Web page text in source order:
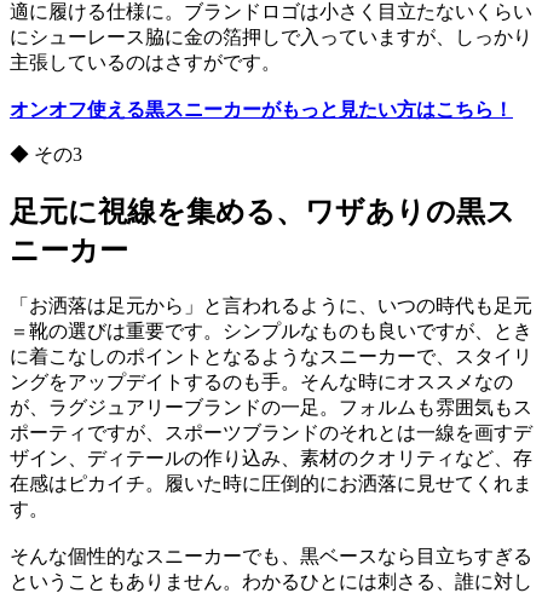
適に履ける仕様に。ブランドロゴは小さく目立たないくらい
にシューレース脇に金の箔押しで入っていますが、しっかり
主張しているのはさすがです。
オンオフ使える黒スニーカーがもっと見たい方はこちら！
◆ その3
足元に視線を集める、ワザありの黒ス
ニーカー
「お洒落は足元から」と言われるように、いつの時代も足元
＝靴の選びは重要です。シンプルなものも良いですが、とき
に着こなしのポイントとなるようなスニーカーで、スタイリ
ングをアップデイトするのも手。そんな時にオススメなの
が、ラグジュアリーブランドの一足。フォルムも雰囲気もス
ポーティですが、スポーツブランドのそれとは一線を画すデ
ザイン、ディテールの作り込み、素材のクオリティなど、存
在感はピカイチ。履いた時に圧倒的にお洒落に見せてくれま
す。
そんな個性的なスニーカーでも、黒ベースなら目立ちすぎる
ということもありません。わかるひとには刺さる、誰に対し